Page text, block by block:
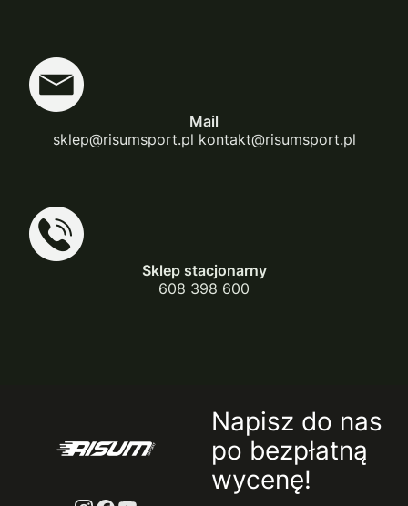
Mail
sklep@risumsport.pl kontakt@risumsport.pl
Sklep stacjonarny
608 398 600
Napisz do nas
po bezpłatną
wycenę!